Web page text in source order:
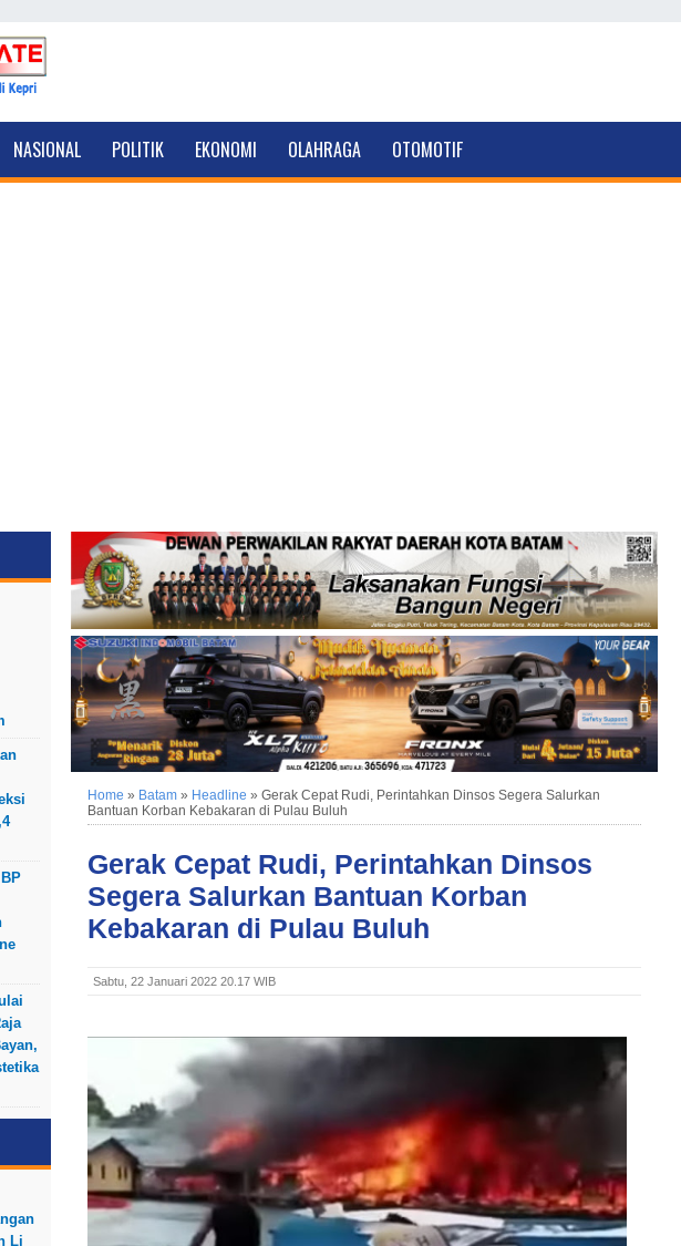
NASIONAL POLITIK EKONOMI OLAHRAGA OTOMOTIF
Li
Home » Batam » Headline » Gerak Cepat Rudi, Perintahkan Dinsos Segera Salurkan
Bantuan Korban Kebakaran di Pulau Buluh
Gerak Cepat Rudi, Perintahkan Dinsos
Segera Salurkan Bantuan Korban
Kebakaran di Pulau Buluh
Sabtu, 22 Januari 2022 20.17 WIB